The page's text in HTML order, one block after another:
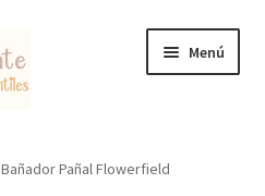
Menú
Bañador Pañal Flowerfield